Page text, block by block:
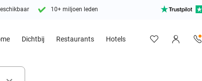
10+ miljoen leden
Dichtbij Restaurants Hotels